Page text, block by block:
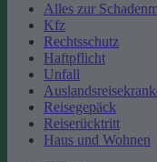
Alles zur
Kfz
Rechtsschutz
Haftpflicht
Unfall
Reisegepäck
Reiserücktritt
Haus und Wohnen